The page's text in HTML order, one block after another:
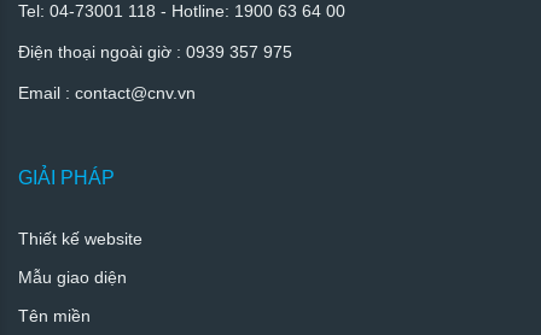
Tel: 04-73001 118 - Hotline: 1900 63 64 00
Điện thoại ngoài giờ : 0939 357 975
Email : contact@cnv.vn
GIẢI PHÁP
Thiết kế website
Mẫu giao diện
Tên miền